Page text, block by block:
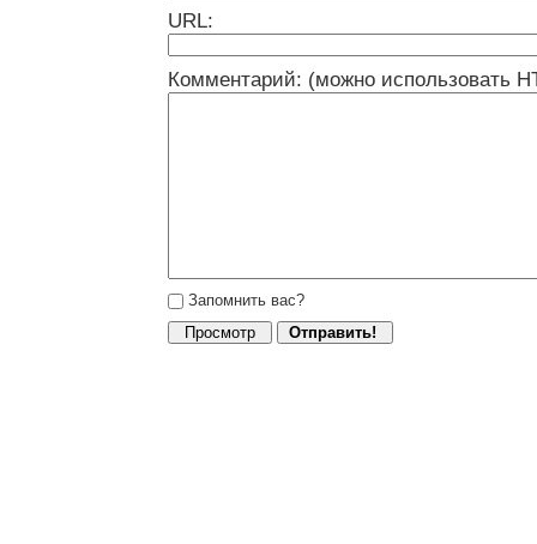
URL:
Комментарий: (можно использовать
Запомнить вас?